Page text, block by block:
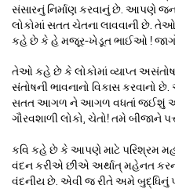
સંસારનું નિર્માણ કરવાનું છે. આપણે
લોકોમાં સતત ચેતના લાવવાની છે.
કહે છે કે હે મજૂર-ખેડૂત ભાઈઓ !
તેઓ કહે છે કે લોકોમાં વ્યાપ્ત
સંતોષની ભાવનાનો વિકાસ કરવાનો
સતત આગળ ને આગળ વધતાં જઈશું અને
ગૌરવશાળી લોકો, ચેતો! તમે બીજાને
કવિ કહે છે કે આપણે માટે પરિશ્રમ
વંદન કરીએ છીએ અર્થાત્ મહેનત
વંદનીય છે. એવી જ રીતે અમે